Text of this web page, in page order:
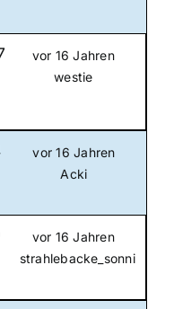
vor 16 Jahren
westie
vor 16 Jahren
Acki
vor 16 Jahren
strahlebacke_sonni